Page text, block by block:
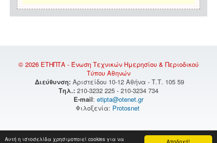
Αποδοχή!
Αυτή η ιστοσελίδα χρησιμοποιεί cookies για να
© 2026 ΕΤΗΠΤΑ - Ένωση Τεχνικών Ημερησίου & Περιοδικού
Τύπου Αθηνών
Διεύθυνση: Αριστείδου 10-12 Αθήνα - Τ.Τ. 105 59
Τηλ.: 210-3232 225 - 210-3234 734
E-mail: etipta@otenet.gr
Φιλοξενία: Protosnet